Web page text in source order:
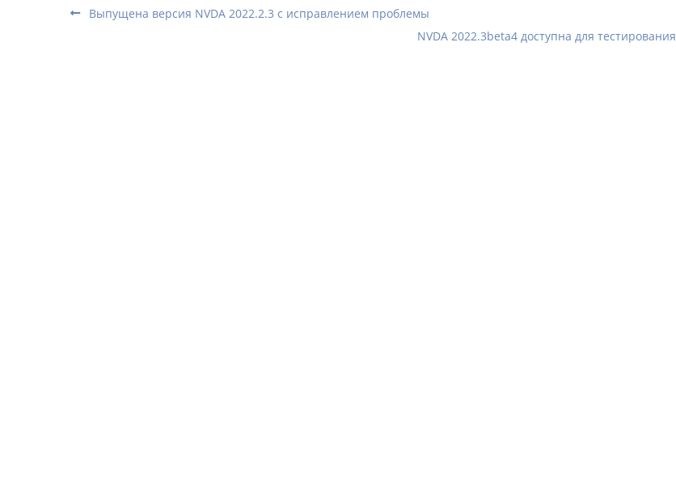
Выпущена версия NVDA 2022.2.3 с исправлением проблемы
NVDA 2022.3beta4 доступна для тестирования